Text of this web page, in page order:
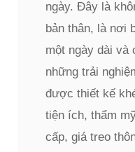
ngày. Đây là
bản thân, là nơi
một ngày dài và
những trải
được thiết kế
tiện ích, thẩm
cấp, giá treo